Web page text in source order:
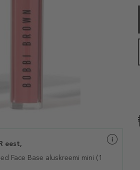
eest,
Face Base aluskreemi mini (1